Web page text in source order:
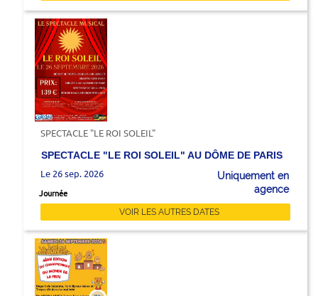
SPECTACLE "LE ROI SOLEIL"
SPECTACLE "LE ROI SOLEIL" AU DÔME DE PARIS
Le 26 sep. 2026
Journée
Uniquement en
agence
VOIR LES AUTRES DATES